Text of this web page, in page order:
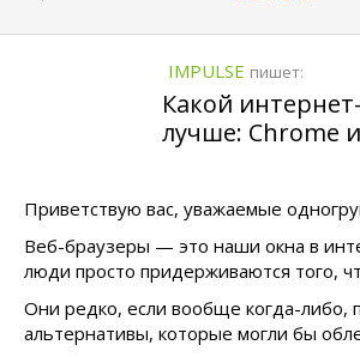
IMPULSE пишет:
Какой
лучше: Chrome
Приветствую вас, уважаемые
Веб-браузеры — это наши окна в
люди просто придерживаются того,
Они редко, если вообще когда-либо,
альтернативы, которые могли бы